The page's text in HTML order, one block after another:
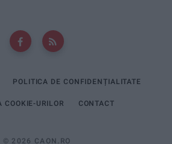
POLITICA DE CONFIDENȚIALITATE
COOKIE-URILOR CONTACT
© 2026 CAON.RO